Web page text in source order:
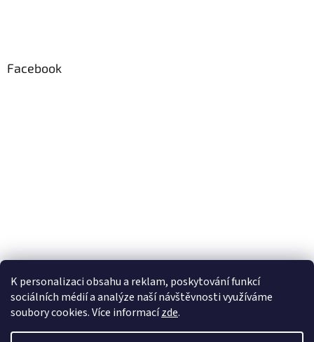
K personalizaci obsahu a reklam, poskytování funkcí
sociálních médií a analýze naší návštěvnosti využíváme
soubory cookies. Více informacízde.
Facebook